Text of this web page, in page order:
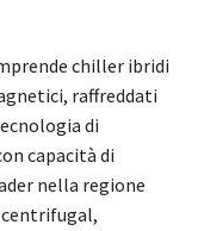
chiller ibridi
raffreddati
di
capacità di
nella regione
centrifugal,